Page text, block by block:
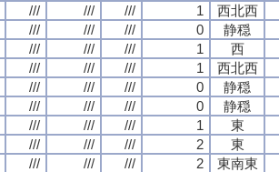
/// /// /// 1
西北西
/// /// /// 0
静穏
/// /// /// 1
西
/// /// /// 1
西北西
/// /// /// 0
静穏
/// /// /// 0
静穏
/// /// /// 1
東
/// /// /// 2
東
/// /// /// 2
東南東
/// /// /// 1
西北西
/// /// /// 0
静穏
/// /// /// 1
西
/// /// /// 1
西北西
/// /// /// 0
静穏
/// /// /// 0
静穏
/// /// /// 1
東
/// /// /// 2
東
/// /// /// 2
東南東
/// /// /// 1
西北西
/// /// /// 0
静穏
/// /// /// 1
西
/// /// /// 1
西北西
/// /// /// 0
静穏
/// /// /// 0
静穏
/// /// /// 1
東
/// /// /// 2
東
/// /// /// 2
東南東
/// /// /// 1
西北西
/// /// /// 0
静穏
/// /// /// 1
西
/// /// /// 1
西北西
/// /// /// 0
静穏
/// /// /// 0
静穏
/// /// /// 1
東
/// /// /// 2
東
/// /// /// 2
東南東